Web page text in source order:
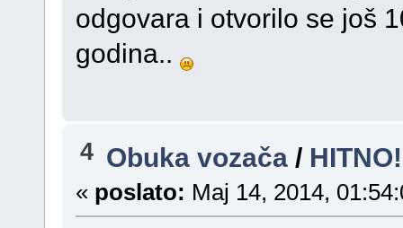
odgovara i otvorilo se još
godina..
4 Obuka vozača /
« poslato: Maj 14, 2014,